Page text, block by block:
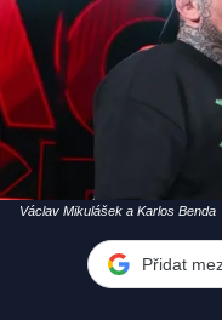
Václav Mikulášek a Karlos Benda
Přidat